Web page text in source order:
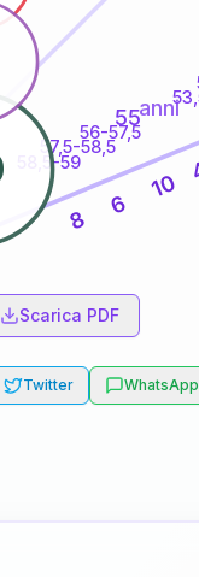
56-57,5
57,5-58,5
58,5-59
10
6
8
55anni
Scarica PDF
Twitter WhatsApp